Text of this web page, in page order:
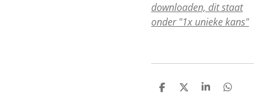
downloaden, dit staat
onder "1x unieke kans"
D
D
S
D